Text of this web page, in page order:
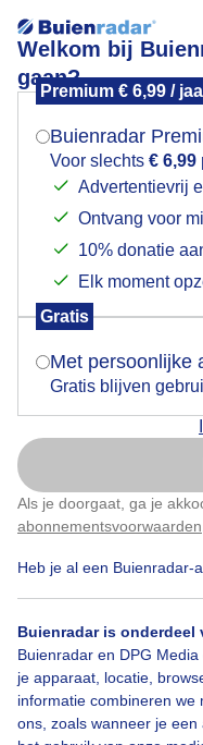
Welkom bij
gaan?
Premium € 6,99 /
Buienradar
Voor slechts € 6,99
Advertentievrij
Ontvang voor
10% donatie
Elk moment
Gratis
Met persoonlijke
Gratis blijven
Als je doorgaat, ga je
abonnementsvoorwaarden
Heb je al een Buienradar-
Buienradar is onderdeel
Buienradar en DPG
je apparaat, locatie,
informatie combineren we
ons, zoals wanneer je
Een grijze start voor
Vanmorgen bij het
Dakdekkers
Bekijk slideshow
Mogen we je
Indien je hier nog
verschijnt er zo
Is
Nu
Klik hier